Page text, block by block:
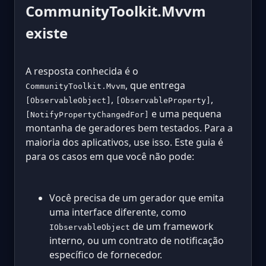
CommunityToolkit.Mvvm
existe
A resposta conhecida é o
CommunityToolkit.Mvvm, que entrega
[ObservableObject] , [ObservableProperty] ,
[NotifyPropertyChangedFor]
e uma pequena
montanha de geradores bem testados. Para a
maioria dos aplicativos, use isso. Este guia é
para os casos em que você não pode:
Você precisa de um gerador que emita
uma interface diferente, como
IObservableObject de um framework
interno, ou um contrato de notificação
específico de fornecedor.